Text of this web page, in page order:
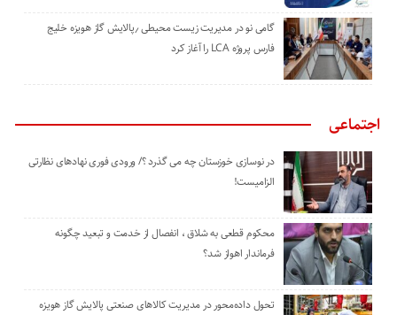
گامی نو در مدیریت زیست ‌محیطی ٫پالایش گاز هویزه خلیج
‌فارس پروژه LCA را آغاز کرد
اجتماعی
در نوسازی خوزستان چه می گذرد ؟/ ورودی فوری نهادهای نظارتی
الزامیست!
محکوم قطعی به شلاق ، انفصال از خدمت و تبعید چگونه
فرماندار اهواز شد؟
تحول داده‌محور در مدیریت کالاهای صنعتی پالایش گاز هویزه